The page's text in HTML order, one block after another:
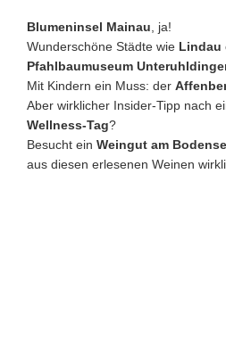
Blumeninsel Mainau, ja!
Wunderschöne Städte wie Lindau
Pfahlbaumuseum
Mit Kindern ein Muss: der
Aber wirklicher Insider-Tipp nach
Wellness-Tag?
Besucht ein Weingut am
aus diesen erlesenen Weinen